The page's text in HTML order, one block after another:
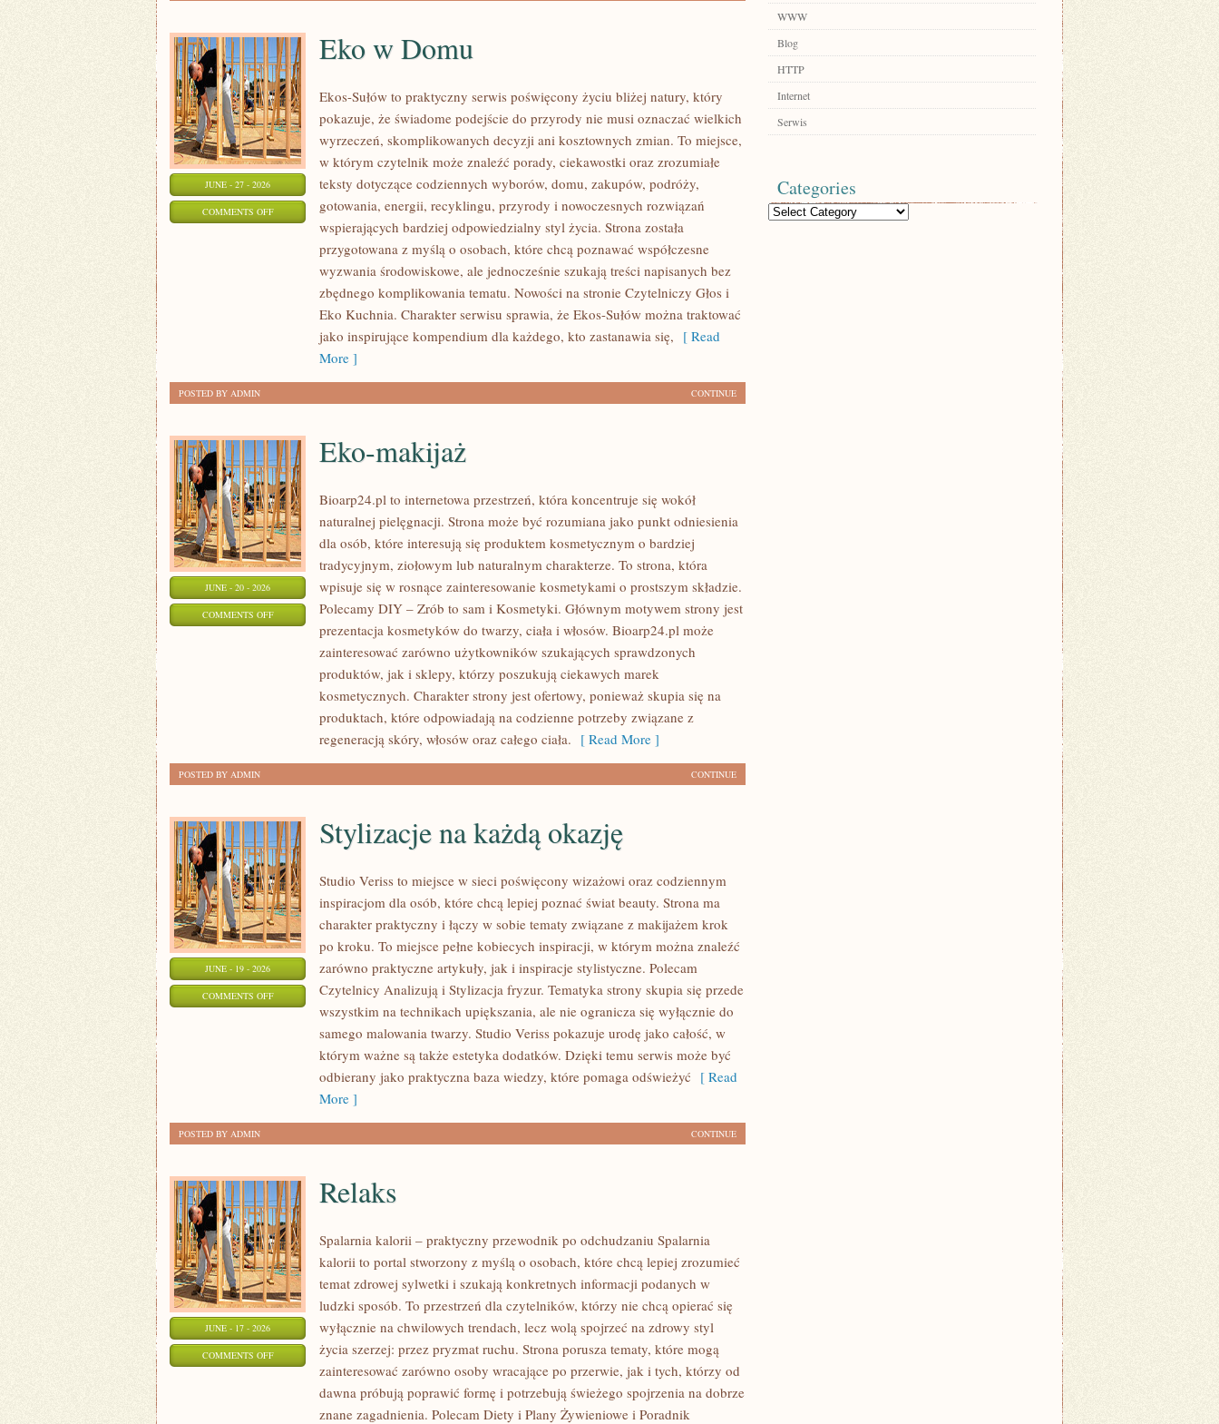
JUNE - 27 - 2026
COMMENTS OFFON
Eko w Domu
Ekos-Sułów to praktyczny serwis poświęcony życiu bliżej natury, który
pokazuje, że świadome podejście do przyrody nie musi oznaczać wielkich
wyrzeczeń, skomplikowanych decyzji ani kosztownych zmian. To miejsce,
w którym czytelnik może znaleźć porady, ciekawostki oraz zrozumiałe
teksty dotyczące codziennych wyborów, domu, zakupów, podróży,
gotowania, energii, recyklingu, przyrody i nowoczesnych rozwiązań
wspierających bardziej odpowiedzialny styl życia. Strona została
przygotowana z myślą o osobach, które chcą poznawać współczesne
wyzwania środowiskowe, ale jednocześnie szukają treści napisanych bez
zbędnego komplikowania tematu. Nowości na stronie Czytelniczy Głos i
Eko Kuchnia. Charakter serwisu sprawia, że Ekos-Sułów można traktować
jako inspirujące kompendium dla każdego, kto zastanawia się, [ Read
More ]
CONTINUE
POSTED BY ADMIN
JUNE - 20 - 2026
COMMENTS OFFON
Eko-makijaż
Bioarp24.pl to internetowa przestrzeń, która koncentruje się wokół
naturalnej pielęgnacji. Strona może być rozumiana jako punkt odniesienia
dla osób, które interesują się produktem kosmetycznym o bardziej
tradycyjnym, ziołowym lub naturalnym charakterze. To strona, która
wpisuje się w rosnące zainteresowanie kosmetykami o prostszym składzie.
Polecamy DIY – Zrób to sam i Kosmetyki. Głównym motywem strony jest
prezentacja kosmetyków do twarzy, ciała i włosów. Bioarp24.pl może
zainteresować zarówno użytkowników szukających sprawdzonych
produktów, jak i sklepy, którzy poszukują ciekawych marek
kosmetycznych. Charakter strony jest ofertowy, ponieważ skupia się na
produktach, które odpowiadają na codzienne potrzeby związane z
regeneracją skóry, włosów oraz całego ciała. [ Read More ]
CONTINUE
POSTED BY ADMIN
JUNE - 19 - 2026
COMMENTS OFFON
STYLIZACJE
Stylizacje na każdą okazję
Studio Veriss to miejsce w sieci poświęcony wizażowi oraz codziennym
inspiracjom dla osób, które chcą lepiej poznać świat beauty. Strona ma
charakter praktyczny i łączy w sobie tematy związane z makijażem krok
po kroku. To miejsce pełne kobiecych inspiracji, w którym można znaleźć
zarówno praktyczne artykuły, jak i inspiracje stylistyczne. Polecam
Czytelnicy Analizują i Stylizacja fryzur. Tematyka strony skupia się przede
wszystkim na technikach upiększania, ale nie ogranicza się wyłącznie do
samego malowania twarzy. Studio Veriss pokazuje urodę jako całość, w
którym ważne są także estetyka dodatków. Dzięki temu serwis może być
odbierany jako praktyczna baza wiedzy, które pomaga odświeżyć [ Read
More ]
CONTINUE
POSTED BY ADMIN
JUNE - 17 - 2026
COMMENTS OFFON
Relaks
Spalarnia kalorii – praktyczny przewodnik po odchudzaniu Spalarnia
kalorii to portal stworzony z myślą o osobach, które chcą lepiej zrozumieć
temat zdrowej sylwetki i szukają konkretnych informacji podanych w
ludzki sposób. To przestrzeń dla czytelników, którzy nie chcą opierać się
wyłącznie na chwilowych trendach, lecz wolą spojrzeć na zdrowy styl
życia szerzej: przez pryzmat ruchu. Strona porusza tematy, które mogą
zainteresować zarówno osoby wracające po przerwie, jak i tych, którzy od
dawna próbują poprawić formę i potrzebują świeżego spojrzenia na dobrze
znane zagadnienia. Polecam Diety i Plany Żywieniowe i Poradnik
WWW
Blog
HTTP
Internet
Serwis
Categories
Categories